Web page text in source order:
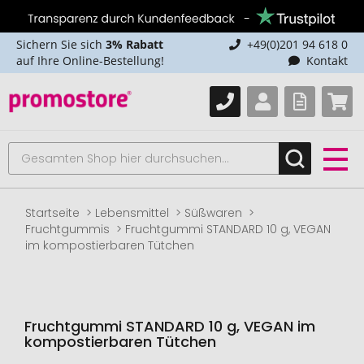
Sichern Sie sich 3% Rabatt
auf Ihre Online-Bestellung!
+49(0)201 94 618 0
Kontakt
Startseite Lebensmittel
Süßwaren
Fruchtgummis
Fruchtgummi STANDARD 10 g, VEGAN
im kompostierbaren Tütchen
Fruchtgummi STANDARD 10 g, VEGAN im
kompostierbaren Tütchen